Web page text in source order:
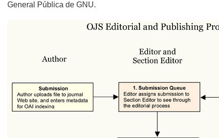
General Pública de GNU.